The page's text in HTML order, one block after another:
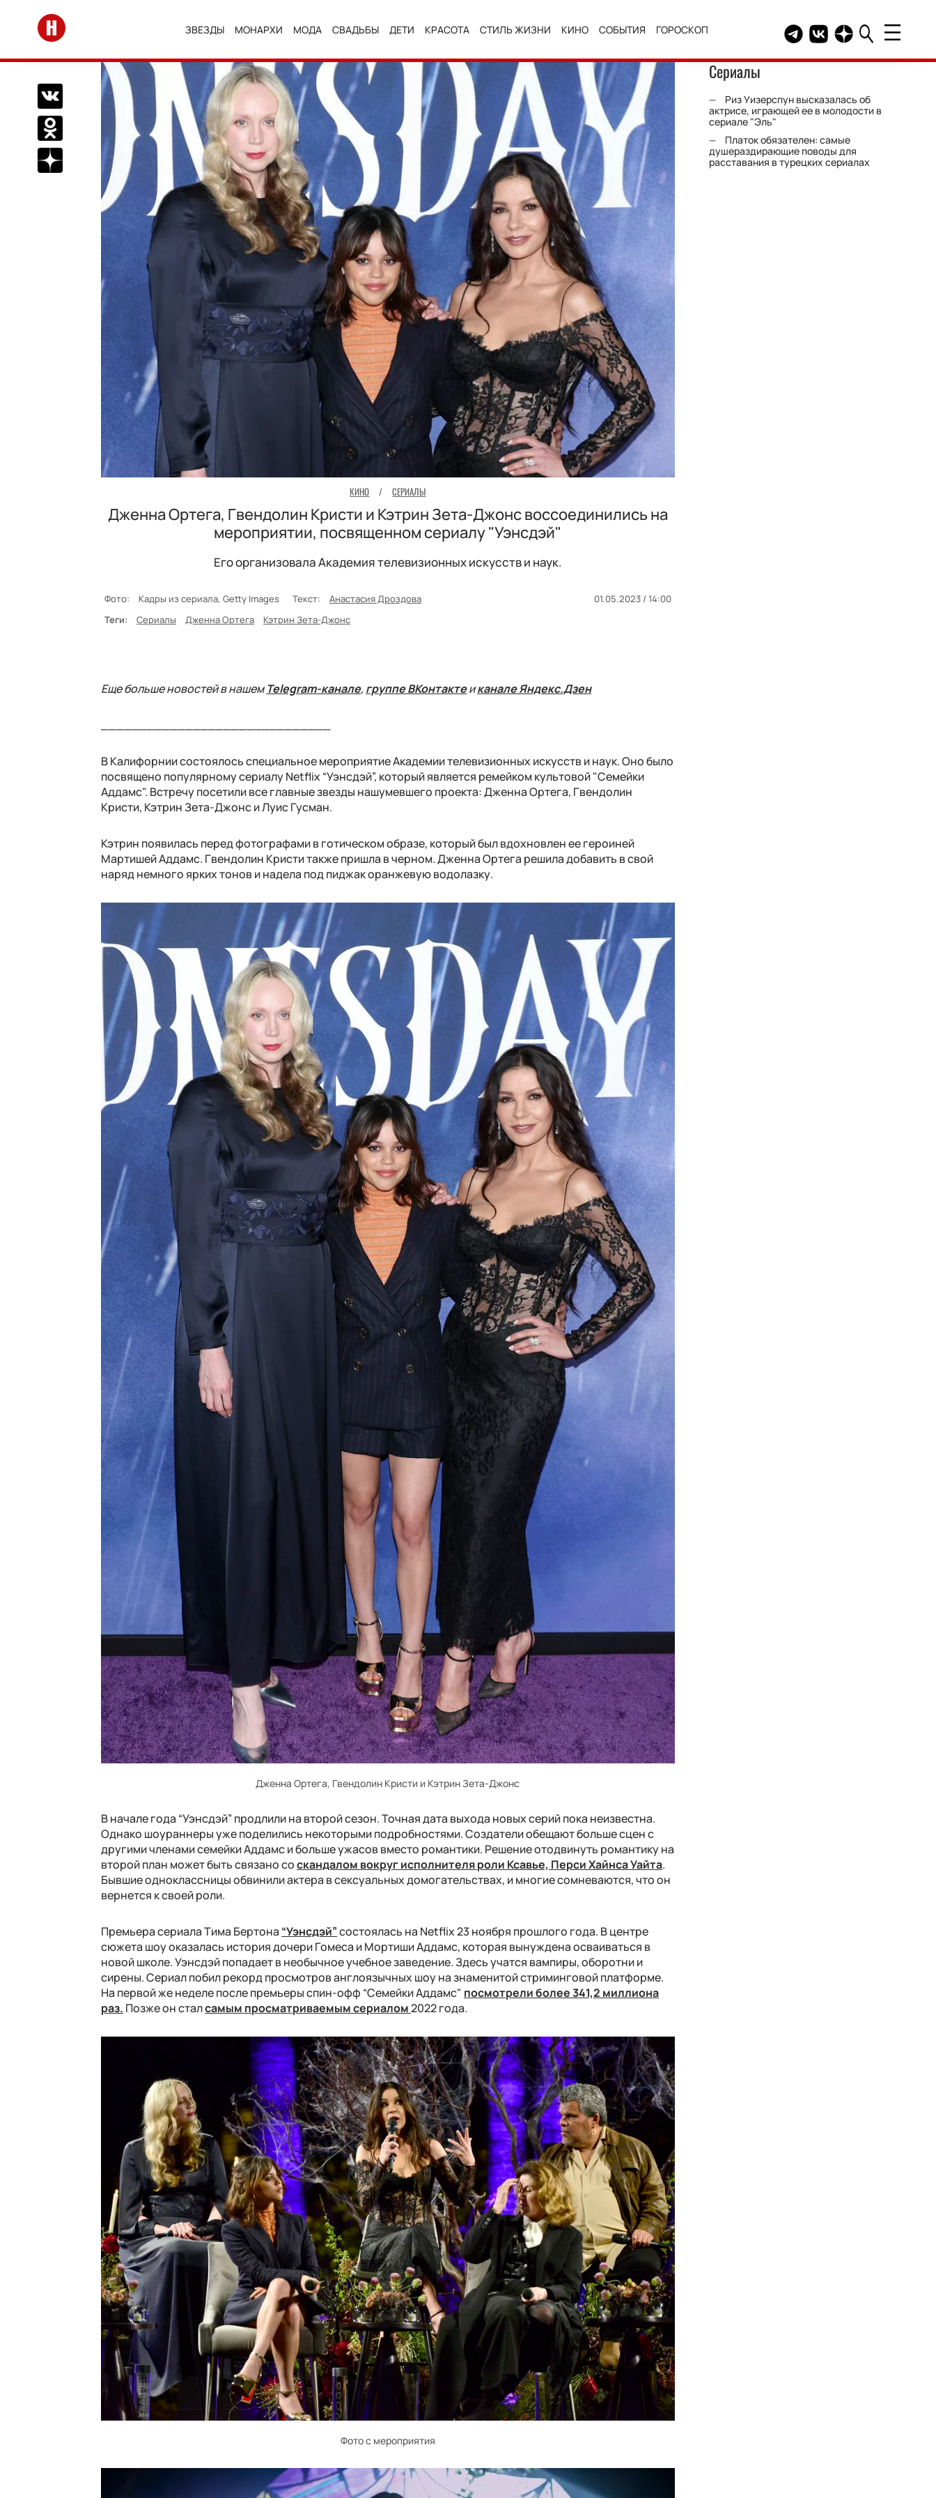
Перейти на главную
ЗВЕЗДЫ МОНАРХИ МОДА СВАДЬБЫ ДЕТИ КРАСОТА СТИЛЬ ЖИЗНИ КИНО СОБЫТИЯ ГОРОСКОП Telegram канал HELLO
Группа HELLO
Канал HELLO в
Поделиться Вконтакте
Поделиться в Одноклассниках
Подписаться на нас в Дзен
КИНО / СЕРИАЛЫ
Дженна Ортега, Гвендолин Кристи и Кэтрин Зета-Джонс воссоединились на
мероприятии, посвященном сериалу "Уэнсдэй"
Его организовала Академия телевизионных искусств и наук.
Фото: Кадры из сериала, Getty Images Текст: Анастасия Дроздова
01.05.2023 / 14:00
Теги:
Сериалы Дженна Ортега Кэтрин Зета-Джонс
Еще больше новостей в нашемTelegram-канале, группе ВКонтактеиканале Яндекс.Дзен
В Калифорнии состоялось специальное мероприятие Академии телевизионных искусств и наук. Оно было
посвящено популярному сериалу Netflix “Уэнсдэй”, который является ремейком культовой "Семейки
Аддамс". Встречу посетили все главные звезды нашумевшего проекта: Дженна Ортега, Гвендолин
Кристи, Кэтрин Зета-Джонс и Луис Гусман.
Кэтрин появилась перед фотографами в готическом образе, который был вдохновлен ее героиней
Мартишей Аддамс. Гвендолин Кристи также пришла в черном. Дженна Ортега решила добавить в свой
наряд немного ярких тонов и надела под пиджак оранжевую водолазку.
Дженна Ортега, Гвендолин Кристи и Кэтрин Зета-Джонс
В начале года “Уэнсдэй” продлили на второй сезон. Точная дата выхода новых серий пока неизвестна.
Однако шоураннеры уже поделились некоторыми подробностями. Создатели обещают больше сцен с
другими членами семейки Аддамс и больше ужасов вместо романтики. Решение отодвинуть романтику на
второй план может быть связано соскандалом вокруг исполнителя роли Ксавье, Перси Хайнса Уайта.
Бывшие одноклассницы обвинили актера в сексуальных домогательствах, и многие сомневаются, что он
вернется к своей роли.
Премьера сериала Тима Бертона “Уэнсдэй”состоялась на Netflix 23 ноября прошлого года. В центре
сюжета шоу оказалась история дочери Гомеса и Мортиши Аддамс, которая вынуждена осваиваться в
новой школе. Уэнсдэй попадает в необычное учебное заведение. Здесь учатся вампиры, оборотни и
сирены. Сериал побил рекорд просмотров англоязычных шоу на знаменитой стриминговой платформе.
На первой же неделе после премьеры спин-офф “Семейки Аддамс" посмотрели более 341,2 миллиона
раз. Позже он сталсамым просматриваемым сериалом2022 года.
Фото с мероприятия
Сериалы
Риз Уизерспун высказалась об
актрисе, играющей ее в молодости в
сериале "Эль"
Платок обязателен: самые
душераздирающие поводы для
расставания в турецких сериалах